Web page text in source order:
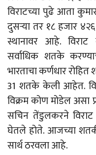
विराटच्या पुढे आता
दुसऱ्या तर १८ हजार
स्थानावर आहे.
सर्वाधिक शतके
भारताचा कर्णधार
31 शतके केली आहेत.
विक्रम कोण मोडेल असा
सचिन तेंडुलकरने विराट
घेतले होते. आजच्या
सार्थ ठरवला आहे.